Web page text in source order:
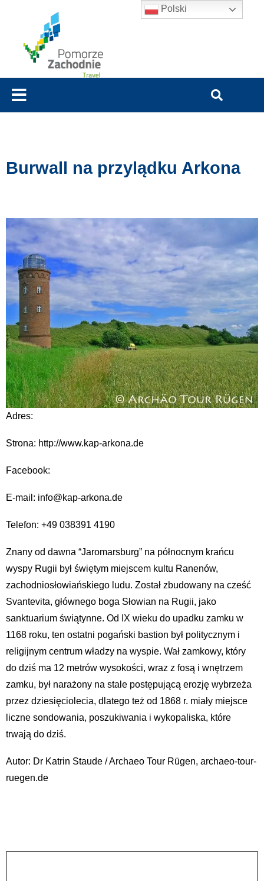
Burwall na przylądku Arkona
Adres:
Strona: http://www.kap-arkona.de
Facebook:
E-mail: info@kap-arkona.de
Telefon: +49 038391 4190
Znany od dawna “Jaromarsburg” na północnym krańcu
wyspy Rugii był świętym miejscem kultu Ranenów,
zachodniosłowiańskiego ludu. Został zbudowany na cześć
Svantevita, głównego boga Słowian na Rugii, jako
sanktuarium świątynne. Od IX wieku do upadku zamku w
1168 roku, ten ostatni pogański bastion był politycznym i
religijnym centrum władzy na wyspie. Wał zamkowy, który
do dziś ma 12 metrów wysokości, wraz z fosą i wnętrzem
zamku, był narażony na stale postępującą erozję wybrzeża
przez dziesięciolecia, dlatego też od 1868 r. miały miejsce
liczne sondowania, poszukiwania i wykopaliska, które
trwają do dziś.
Autor: Dr Katrin Staude / Archaeo Tour Rügen, archaeo-tour-
ruegen.de
Polski